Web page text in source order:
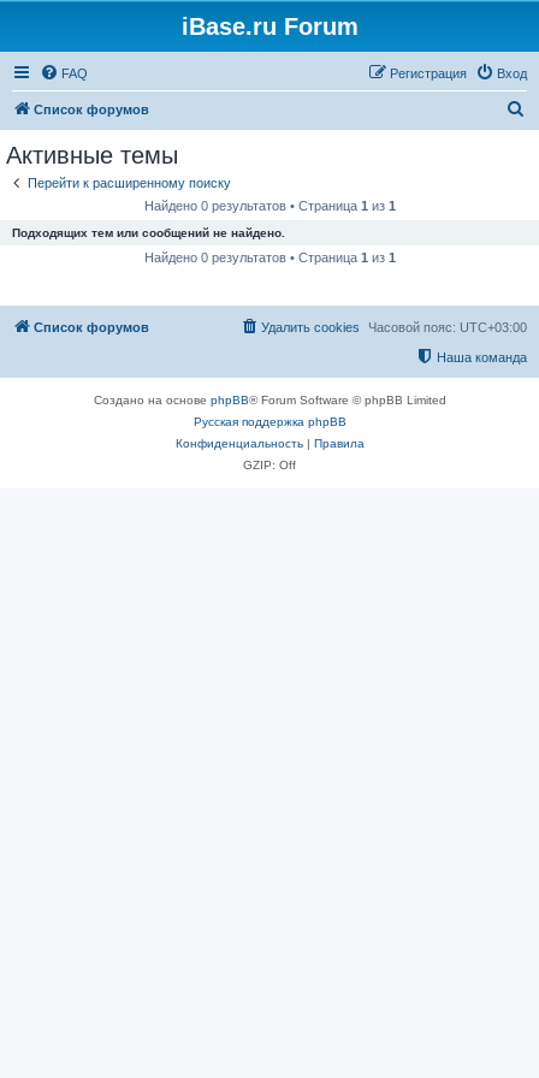
iBase.ru Forum
FAQ Вход
Регистрация
Список форумов
Активные темы
Перейти к расширенному поиску
Найдено 0 результатов • Страница 1 из 1
Подходящих тем или сообщений не найдено.
Найдено 0 результатов • Страница 1 из 1
Список форумов Часовой пояс: UTC+03:00
Удалить cookies
Наша команда
Создано на основе phpBB® Forum Software © phpBB Limited
Русская поддержка phpBB
Конфиденциальность| Правила
GZIP: Off